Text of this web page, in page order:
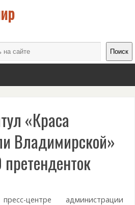
Поиск
«Краса
Владимирской»
центре администрации